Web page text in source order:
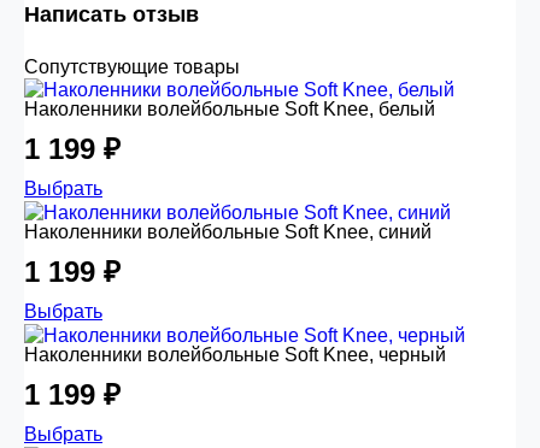
Написать отзыв
Сопутствующие товары
Наколенники волейбольные Soft Knee, белый
1 199 ₽
Выбрать
Наколенники волейбольные Soft Knee, синий
1 199 ₽
Выбрать
Наколенники волейбольные Soft Knee, черный
1 199 ₽
Выбрать